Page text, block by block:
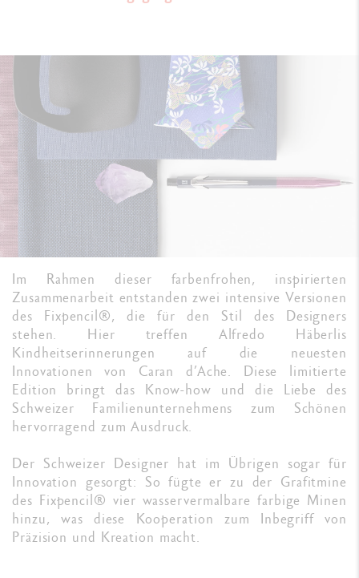
Im Rahmen dieser farbenfrohen, inspirierten
Zusammenarbeit entstanden zwei intensive Versionen
des Fixpencil®, die für den Stil des Designers
stehen. Hier treffen Alfredo Häberlis
Kindheitserinnerungen auf die neuesten
Innovationen von Caran d’Ache. Diese limitierte
Edition bringt das Know-how und die Liebe des
Schweizer Familienunternehmens zum Schönen
hervorragend zum Ausdruck.
Der Schweizer Designer hat im Übrigen sogar für
Innovation gesorgt: So fügte er zu der Grafitmine
des Fixpencil® vier wasservermalbare farbige Minen
hinzu, was diese Kooperation zum Inbegriff von
Präzision und Kreation macht.